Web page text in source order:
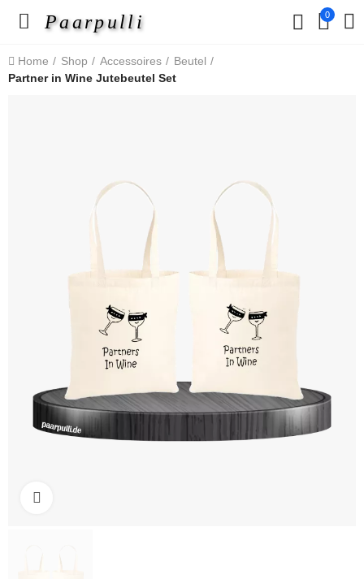
Paarpulli 0
Home Shop Accessoires
Beutel
Partner in Wine Jutebeutel Set